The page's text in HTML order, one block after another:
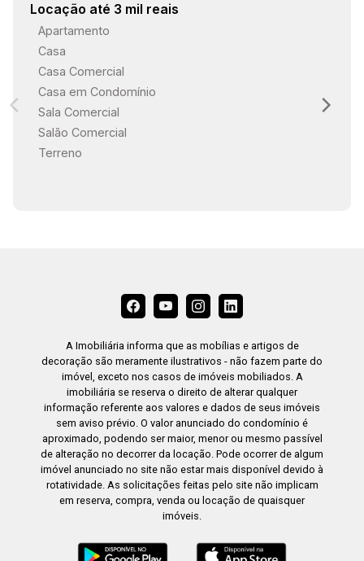
Locação até 3 mil reais
Apartamento
Casa
Casa Comercial
Casa em Condomínio
Sala Comercial
Salão Comercial
Terreno
A Imobiliária informa que as mobílias e artigos de
decoração são meramente ilustrativos - não fazem parte do
imóvel, exceto nos casos de imóveis mobiliados. A
imobiliária se reserva o direito de alterar qualquer
informação referente aos valores e dados de seus imóveis
sem aviso prévio. O valor anunciado do condomínio é
aproximado, podendo ser maior, menor ou mesmo passível
de alteração no decorrer da locação. Pode ocorrer de algum
imóvel anunciado no site não estar mais disponível devido à
rotatividade. As solicitações feitas pelo site não implicam
em reserva, compra, venda ou locação de quaisquer
imóveis.